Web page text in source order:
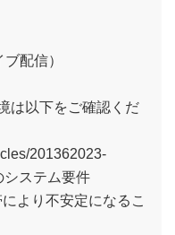
配信）
は以下をご確認くだ
201362023-
システム要件
より不安定になるこ